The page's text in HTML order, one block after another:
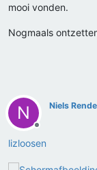
mooi vonden.
Nogmaals
N
Offline
Niels
lizloosen